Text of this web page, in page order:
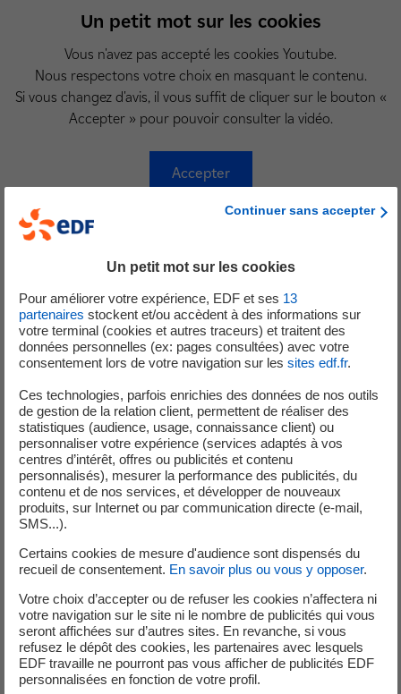
Un petit mot sur les cookies
Vous n'avez pas accepté les cookies Youtube.
Nous respectons votre choix en masquant le contenu.
Si vous changez d'avis, il vous suffit de cliquer sur le bouton «
Accepter » pour pouvoir consulter la vidéo.
Accepter
Quelques temps forts de
Son étonnement d'avoir été appelé à participer au
Conseil Scientifique d'EDF, son regard sur la recherche
fondamentale et le lien avec la R&D.
Ce que le Prix Nobel a changé dans sa vie.
L'intérêt pour EDF de s'intéresser au calcul quantique
Bon à savoir
Son point de vue sur la révolution quantique...
Entre « informatique » et « informatique quantique », un
Continuer sans accepter
Un petit mot sur les cookies
Pour améliorer votre expérience, EDF et ses 13
partenaires stockent et/ou accèdent à des informations sur
votre terminal (cookies et autres traceurs) et traitent des
données personnelles (ex: pages consultées) avec votre
consentement lors de votre navigation sur les sites edf.fr.
Ces technologies, parfois enrichies des données de nos outils
de gestion de la relation client, permettent de réaliser des
statistiques (audience, usage, connaissance client) ou
personnaliser votre expérience (services adaptés à vos
centres d’intérêt, offres ou publicités et contenu
personnalisés), mesurer la performance des publicités, du
contenu et de nos services, et développer de nouveaux
produits, sur Internet ou par communication directe (e-mail,
SMS...).
Certains cookies de mesure d'audience sont dispensés du
recueil de consentement. En savoir plus ou vous y opposer.
Votre choix d’accepter ou de refuser les cookies n’affectera ni
votre navigation sur le site ni le nombre de publicités qui vous
seront affichées sur d’autres sites. En revanche, si vous
refusez le dépôt des cookies, les partenaires avec lesquels
EDF travaille ne pourront pas vous afficher de publicités EDF
personnalisées en fonction de votre profil.